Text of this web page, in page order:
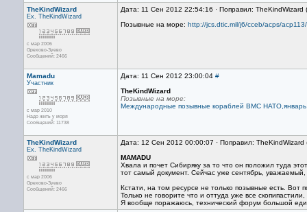
TheKindWizard
Ex. TheKindWizard
с мар 2006
Орехово-Зуево
Сообщений: 2466
Дата: 11 Сен 2012 22:54:16 · Поправил:
Позывные на море: http://jcs.dtic.mil/j6/cceb/acps/acp113/
Mamadu
Участник
с мар 2010
Надо жить у моря
Сообщений: 11738
Дата: 11 Сен 2012 23:00:04 #
TheKindWizard
Позывные на море:
Международные позывные кораблей ВМС НАТО,январь
TheKindWizard
Ex. TheKindWizard
с мар 2006
Орехово-Зуево
Сообщений: 2466
Дата: 12 Сен 2012 00:00:07 · Поправил:
MAMADU
Хвала и почет Сибиряку за то что он положил туда
тот самый документ. Сейчас уже сентябрь,
Кстати, на том ресурсе не только позывные есть. Вот
Только не говорите что и оттуда уже все
Я вообще поражаюсь, технический форум большой